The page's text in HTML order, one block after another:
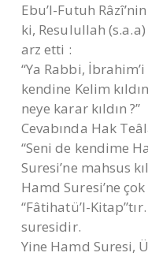
Ebu’l-Futuh
ki, Resulullah
arz etti :
“Ya Rabbi,
kendine Kelim
neye karar kıldın ?”
Cevabında Hak
“Seni de kendime
Suresi’ne mahsus
Hamd Suresi’ne
“Fâtihatü’l-Kitap”tır.
suresidir.
Yine Hamd Suresi,